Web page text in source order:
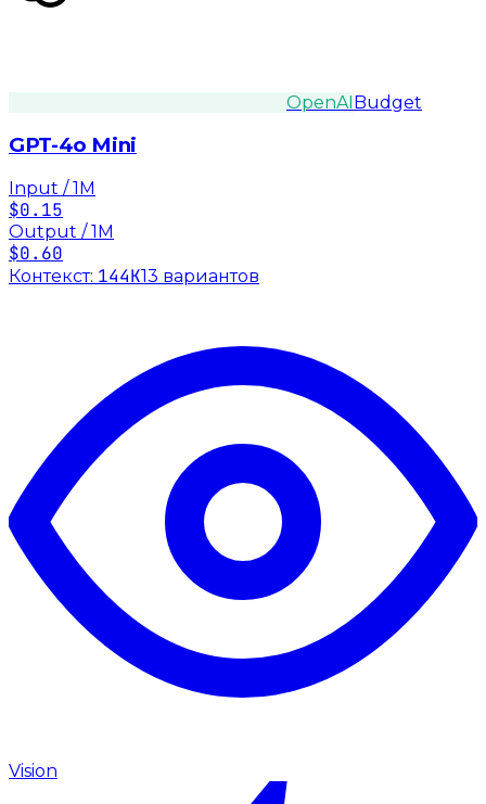
OpenAIBudget
GPT-4o Mini
Input / 1M
$0.15
Output / 1M
$0.60
Контекст: 144K13 вариантов
Vision